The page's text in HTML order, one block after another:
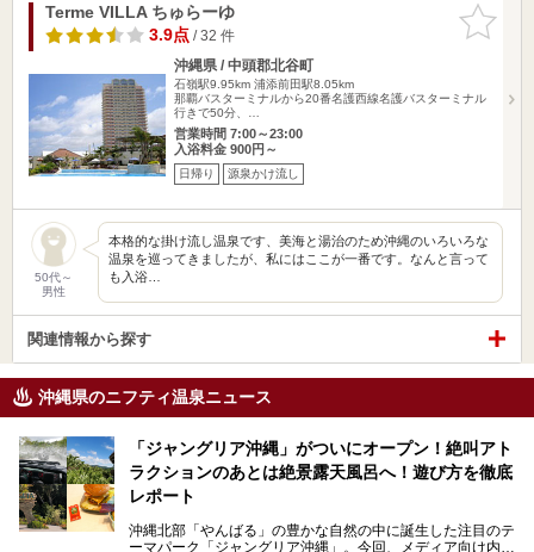
お気に入
りに追加
Terme VILLA ちゅらーゆ
3.9点/ 32 件
沖縄県 / 中頭郡北谷町
石嶺駅9.95km 浦添前田駅8.05km
那覇バスターミナルから20番名護西線名護バスターミナル
行きで50分、…
営業時間 7:00～23:00
入浴料金 900円～
日帰り 源泉かけ流し
50代～
男性
本格的な掛け流し温泉です、美海と湯治のため沖縄のいろいろな
温泉を巡ってきましたが、私にはここが一番です。なんと言って
も入浴…
関連情報から探す
沖縄県のニフティ温泉ニュース
「ジャングリア沖縄」がついにオープン！絶叫アト
ラクションのあとは絶景露天風呂へ！遊び方を徹底
レポート
沖縄北部「やんばる」の豊かな自然の中に誕生した注目のテ
ーマパーク「ジャングリア沖縄」。今回、メディア向け内覧